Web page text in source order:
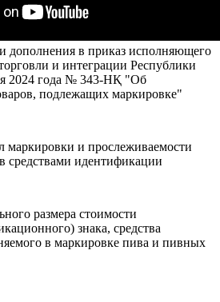
дополнения в приказ исполняющего
и интеграции Республики
2024 года № 343-НҚ "Об
подлежащих маркировке"
и прослеживаемости
средствами идентификации
размера стоимости
знака, средства
в маркировке пива и пивных